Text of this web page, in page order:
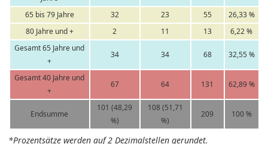
65 bis 79 Jahre 32 23 55
26,33 %
80 Jahre und +
2 11 13
6,22 %
Gesamt 65 Jahre und
+
34 34 68 32,55 %
Gesamt 40 Jahre und
+
67 64 131 62,89 %
Endsumme
101 (48,29
%)
108 (51,71
%)
209 100 %
*Prozentsätze werden auf 2 Dezimalstellen gerundet.